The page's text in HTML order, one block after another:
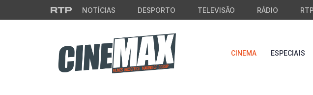
Saltar para o conteúdo principal
NOTÍCIAS DESPORTO TELEVISÃO RÁDIO
CINEMA ESPECIAIS